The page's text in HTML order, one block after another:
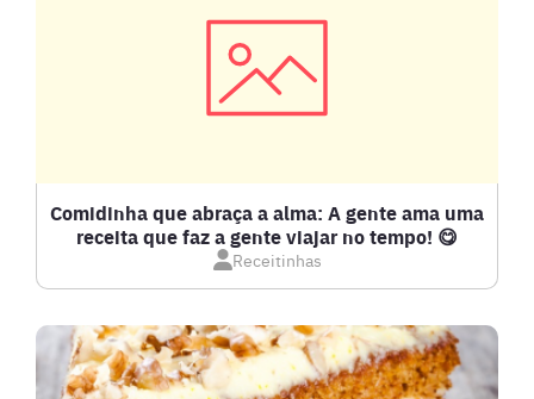
COMPOTAS E GELEIAS
DOCES E SOBREMESAS
DRINKS
Comidinha que abraça a alma: A gente ama uma
receita que faz a gente viajar no tempo! 😋
Receitinhas